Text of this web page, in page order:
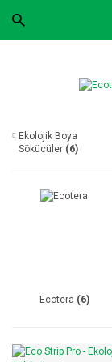
Ekolojik Boya
Sökücüler (6)
Ecotera (6)